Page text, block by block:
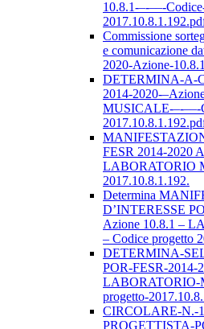
10.8.1-–-––-
Commissione
e comunicazione
2020-Azione-
DETERMINA-A-
2014-2020-
MUSICALE-–-––-
FESR 2014-2020
LABORATORIO
2017.10.8.1.192.
Determina
D’INTERESSE
Azione 10.8.1 –
– Codice progetto
DETERMINA-
POR-FESR-2014-
LABORATORIO-
progetto-
CIRCOLARE-N.-
PROGETTISTA-